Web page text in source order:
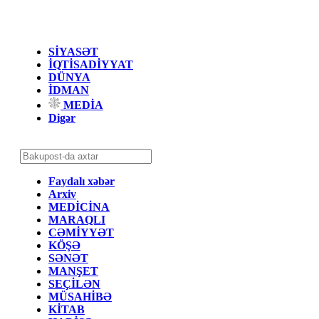
SİYASƏT
İQTİSADİYYAT
DÜNYA
İDMAN
MEDİA
Digər
Faydalı xəbər
Arxiv
MEDİCİNA
MARAQLI
CƏMİYYƏT
KÖŞƏ
SƏNƏT
MANŞET
SEÇİLƏN
MÜSAHİBƏ
KİTAB